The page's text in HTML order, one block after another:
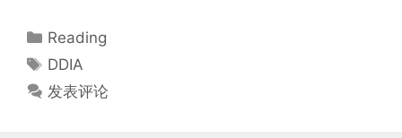
分
类
Reading
标
签
DDIA
发表评论